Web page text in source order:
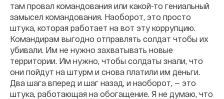
там провал командования или какой-то гениальный
замысел командования. Наоборот, это просто
штука, которая работает на вот эту коррупцию.
Командирам выгодно отправлять солдат чтобы их
убивали. Им не нужно захватывать новые
территории. Им нужно, чтобы солдаты знали, что
они пойдут на штурм и снова платили им деньги.
Два шага вперед и шаг назад, и наоборот, — это
штука, работающая на обогащение. Я не думаю, что